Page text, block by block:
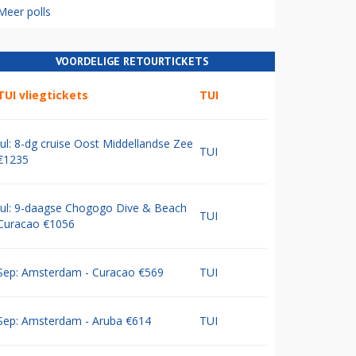
polls
VOORDELIGE RETOURTICKETS
vliegtickets TUI
8-dg cruise Oost Middellandse Zee
TUI
9-daagse Chogogo Dive & Beach
€1056
TUI
Amsterdam - Curacao €569 TUI
Amsterdam - Aruba €614 TUI